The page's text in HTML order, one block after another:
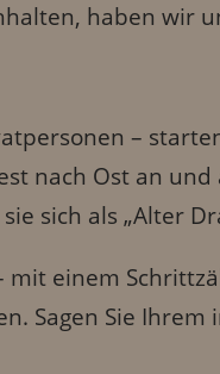
haben wir
–
nach Ost an
sich als „Alter
mit einem
Sagen Sie